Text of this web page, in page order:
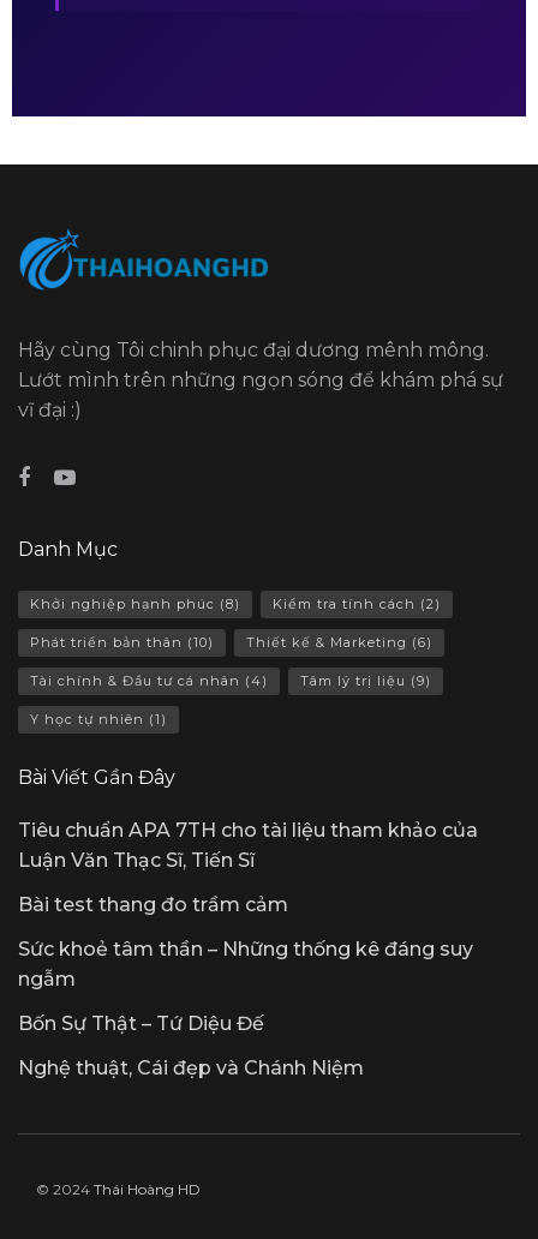
Hãy cùng Tôi chinh phục đại dương mênh mông.
Lướt mình trên những ngọn sóng để khám phá sự
vĩ đại :)
Danh Mục
Khởi nghiệp hạnh phúc (8) Kiểm tra tính cách (2)
Phát triển bản thân (10) Thiết kế & Marketing (6)
Tài chính & Đầu tư cá nhân (4) Tâm lý trị liệu (9)
Y học tự nhiên (1)
Bài Viết Gần Đây
Tiêu chuẩn APA 7TH cho tài liệu tham khảo của
Luận Văn Thạc Sĩ, Tiến Sĩ
Bài test thang đo trầm cảm
Sức khoẻ tâm thần – Những thống kê đáng suy
ngẫm
Bốn Sự Thật – Tứ Diệu Đế
Nghệ thuật, Cái đẹp và Chánh Niệm
© 2024 Thái Hoàng HD